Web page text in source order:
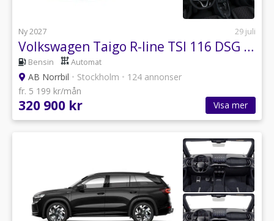
Ny 2027 29 juli
Volkswagen Taigo R-line TSI 116 DSG i lager
Bensin Automat
AB Norrbil • Stockholm • 124 annonser
fr. 5 199 kr/mån
320 900 kr Visa mer